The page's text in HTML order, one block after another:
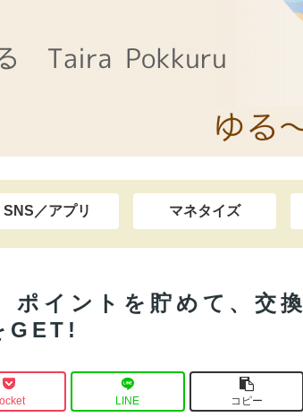
SNS／アプリ マネタイズ
イントを貯めて、交換
GET!
LINE
コピー